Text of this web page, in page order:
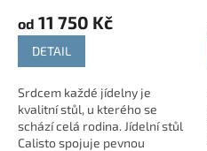
od 11 750 Kč
DETAIL
Srdcem každé jídelny je
kvalitní stůl, u kterého se
schází celá rodina. Jídelní stůl
Calisto spojuje pevnou